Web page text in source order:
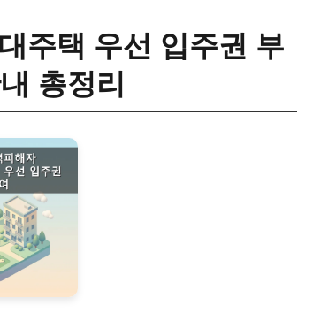
주택 우선 입주권 부
총정리